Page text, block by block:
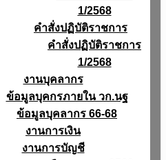
1/2568
คำสั่งปฏิบัติราชการ
คำสั่งปฏิบัติราชการ
1/2568
งานบุคลากร
ข้อมูลบุคกรภายใน วก.นฐ
ข้อมูลบุคลากร 66-68
งานการเงิน
งานการบัญชี